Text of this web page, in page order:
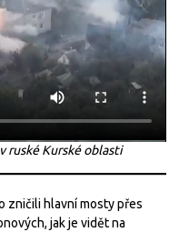
ruské Kurské oblasti
zničili hlavní mosty přes
jak je vidět na